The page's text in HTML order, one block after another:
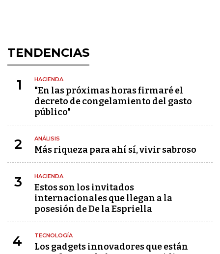
TENDENCIAS
1 HACIENDA
"En las próximas horas firmaré el
decreto de congelamiento del gasto
público"
2 ANÁLISIS
Más riqueza para ahí sí, vivir sabroso
3 HACIENDA
Estos son los invitados
internacionales que llegan a la
posesión de De la Espriella
4 TECNOLOGÍA
Los gadgets innovadores que están